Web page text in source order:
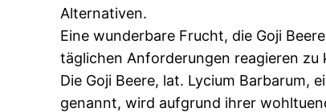
Alternativen.
Eine wunderbare Frucht, die Goji
täglichen Anforderungen reagieren zu
Die Goji Beere, lat. Lycium Barbarum,
genannt, wird aufgrund ihrer